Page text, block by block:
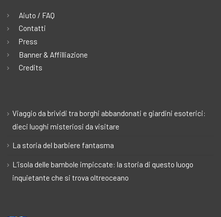
Aiuto / FAQ
Contatti
Press
Banner & Affilliazione
Credits
Viaggio da brividi tra borghi abbandonati e giardini esoterici:
dieci luoghi misteriosi da visitare
La storia del barbiere fantasma
L’isola delle bambole impiccate: la storia di questo luogo
inquietante che si trova oltreoceano